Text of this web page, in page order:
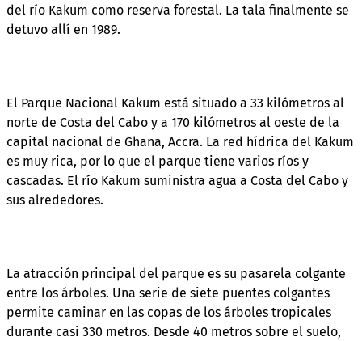
del río Kakum como reserva forestal. La tala finalmente se
detuvo allí en 1989.
El Parque Nacional Kakum está situado a 33 kilómetros al
norte de Costa del Cabo y a 170 kilómetros al oeste de la
capital nacional de Ghana, Accra. La red hídrica del Kakum
es muy rica, por lo que el parque tiene varios ríos y
cascadas. El río Kakum suministra agua a Costa del Cabo y
sus alrededores.
La atracción principal del parque es su pasarela colgante
entre los árboles. Una serie de siete puentes colgantes
permite caminar en las copas de los árboles tropicales
durante casi 330 metros. Desde 40 metros sobre el suelo,